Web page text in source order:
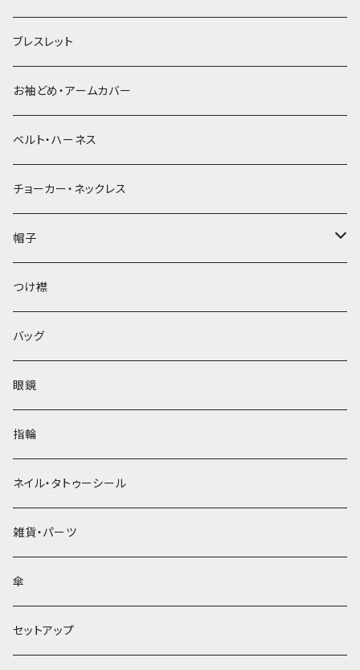
ブレスレット
お袖どめ・アームカバー
ベルト・ハーネス
チョーカー・ネックレス
帽子
ベレー帽
つけ襟
バッグ
眼鏡
指輪
ネイル・タトゥーシール
雑貨・パーツ
傘
セットアップ